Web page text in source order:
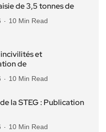
de 3,5 tonnes de
10 Min Read
et
de
10 Min Read
la STEG : Publication
10 Min Read